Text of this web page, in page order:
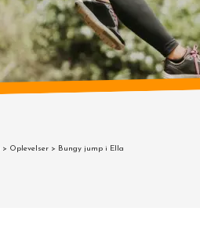
> Oplevelser > Bungy jump i Ella